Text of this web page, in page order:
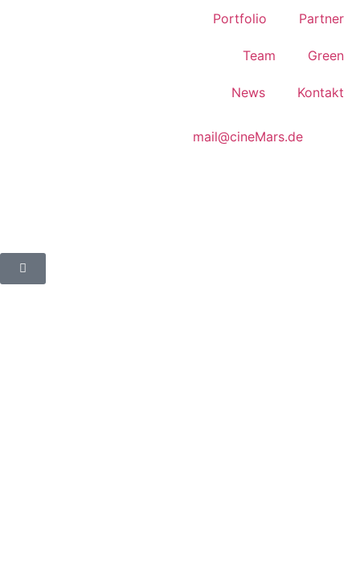
Portfolio Partner
Team Green
News Kontakt
mail@cineMars.de